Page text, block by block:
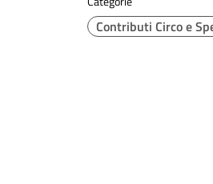
Contributi Circo e